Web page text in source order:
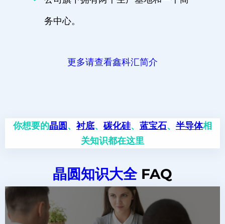
务中心。
更多请查看鑫科汇简介
你想要的晶圆 、衬底、 碳化硅、 蓝宝石、 半导体相
关知识都在这里
晶圆知识大全FAQ